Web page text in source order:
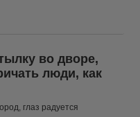
во дворе,
люди, как
глаз радуется